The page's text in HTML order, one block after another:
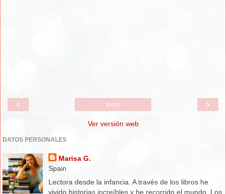
‹ ›
Inicio
Ver versión web
DATOS PERSONALES
Marisa G.
Spain
Lectora desde la infancia. A través de los libros he
vivido historias increíbles y he recorrido el mundo. Los